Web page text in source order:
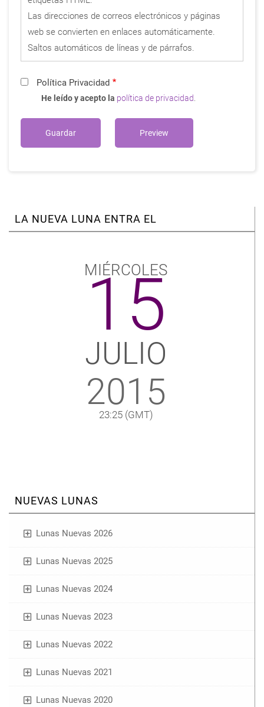
Las direcciones de correos electrónicos y páginas
web se convierten en enlaces automáticamente.
Saltos automáticos de líneas y de párrafos.
Política Privacidad
He leído y acepto la política de privacidad.
LA NUEVA LUNA ENTRA EL
MIÉRCOLES
15
JULIO
2015
23:25 (GMT)
NUEVAS LUNAS
Lunas Nuevas 2026
Lunas Nuevas 2025
Lunas Nuevas 2024
Lunas Nuevas 2023
Lunas Nuevas 2022
Lunas Nuevas 2021
Lunas Nuevas 2020